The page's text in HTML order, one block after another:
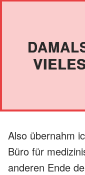
Also übernahm
Büro für
anderen Ende